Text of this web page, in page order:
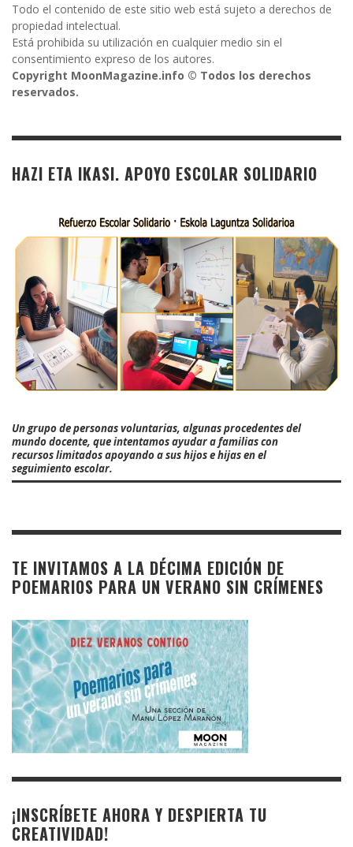
Todo el contenido de este sitio web está sujeto a derechos de
propiedad intelectual.
Está prohibida su utilización en cualquier medio sin el
consentimiento expreso de los autores.
Copyright MoonMagazine.info © Todos los derechos
reservados.
HAZI ETA IKASI. APOYO ESCOLAR SOLIDARIO
Un grupo de personas voluntarias, algunas procedentes del
mundo docente, que intentamos ayudar a familias con
recursos limitados apoyando a sus hijos e hijas en el
seguimiento escolar.
TE INVITAMOS A LA DÉCIMA EDICIÓN DE
POEMARIOS PARA UN VERANO SIN CRÍMENES
¡INSCRÍBETE AHORA Y DESPIERTA TU
CREATIVIDAD!